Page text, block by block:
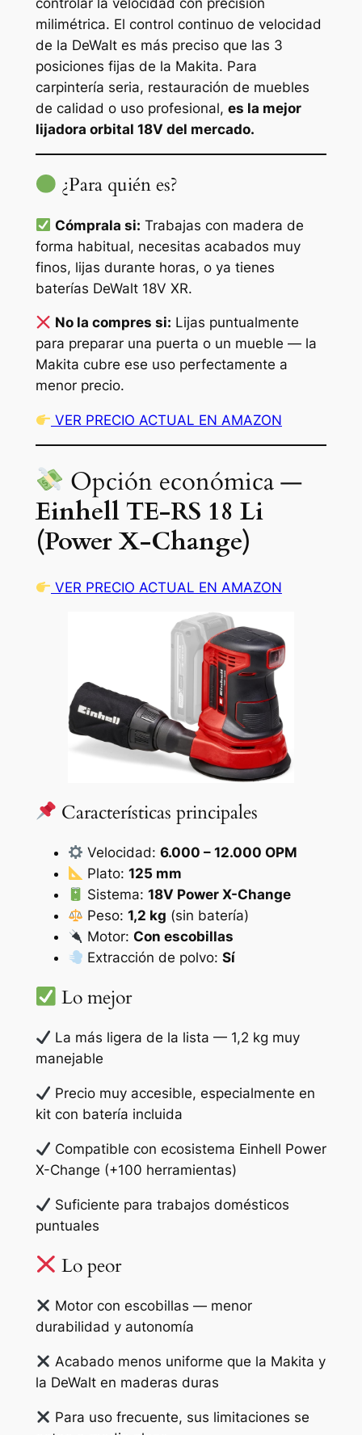
controlar la velocidad con precisión
milimétrica. El control continuo de velocidad
de la DeWalt es más preciso que las 3
posiciones fijas de la Makita. Para
carpintería seria, restauración de muebles
de calidad o uso profesional, es la mejor
lijadora orbital 18V del mercado.
¿Para quién es?
Cómprala si: Trabajas con madera de
forma habitual, necesitas acabados muy
finos, lijas durante horas, o ya tienes
baterías DeWalt 18V XR.
No la compres si: Lijas puntualmente
para preparar una puerta o un mueble — la
Makita cubre ese uso perfectamente a
menor precio.
VER PRECIO ACTUAL EN AMAZON
Opción económica —
Einhell TE-RS 18 Li
(Power X-Change)
VER PRECIO ACTUAL EN AMAZON
Características principales
Velocidad: 6.000 – 12.000 OPM
Plato: 125 mm
Sistema: 18V Power X-Change
Peso: 1,2 kg (sin batería)
Motor: Con escobillas
Extracción de polvo: Sí
Lo mejor
La más ligera de la lista — 1,2 kg muy
manejable
Precio muy accesible, especialmente en
kit con batería incluida
Compatible con ecosistema Einhell Power
X-Change (+100 herramientas)
Suficiente para trabajos domésticos
puntuales
Lo peor
Motor con escobillas — menor
durabilidad y autonomía
Acabado menos uniforme que la Makita y
la DeWalt en maderas duras
Para uso frecuente, sus limitaciones se